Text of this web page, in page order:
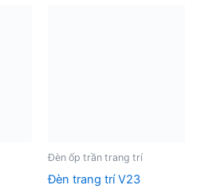
Đèn ốp trần trang trí
Đèn trang trí V23